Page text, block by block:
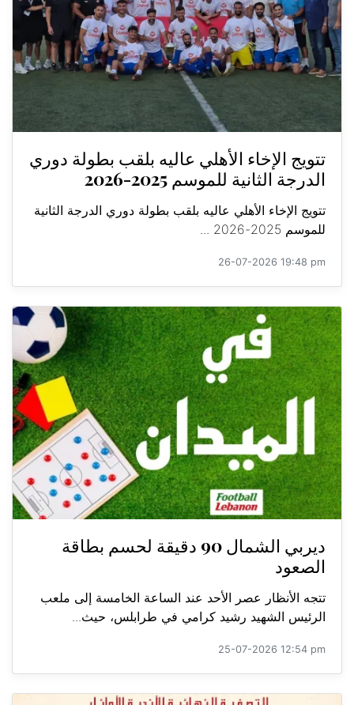
تتويج الإخاء الأهلي عاليه بلقب بطولة دوري
الدرجة الثانية للموسم 2025-2026
تتويج الإخاء الأهلي عاليه بلقب بطولة دوري الدرجة الثانية
للموسم 2025-2026 ...
26-07-2026 19:48 pm
ديربي الشمال 90 دقيقة لحسم بطاقة
الصعود
تتجه الأنظار عصر الأحد عند الساعة الخامسة إلى ملعب
الرئيس الشهيد رشيد كرامي في طرابلس، حيث...
25-07-2026 12:54 pm